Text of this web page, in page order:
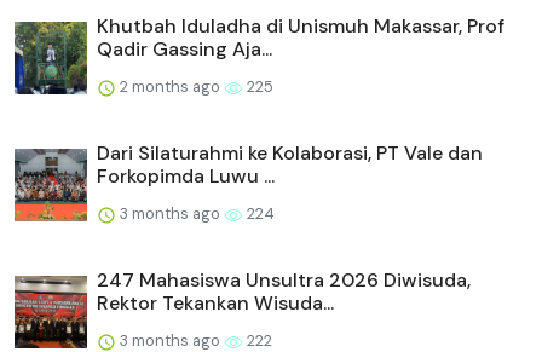
Khutbah Iduladha di Unismuh Makassar, Prof
Qadir Gassing Aja...
2 months ago 225
Dari Silaturahmi ke Kolaborasi, PT Vale dan
Forkopimda Luwu ...
3 months ago 224
247 Mahasiswa Unsultra 2026 Diwisuda,
Rektor Tekankan Wisuda...
3 months ago 222